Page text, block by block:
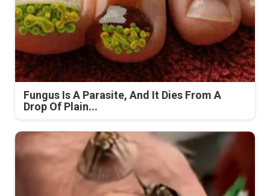
Fungus Is A Parasite, And It Dies From A
Drop Of Plain...